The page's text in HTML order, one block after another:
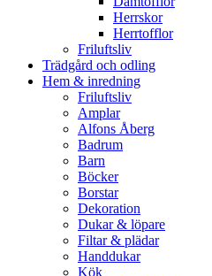
Herrskor
Herrtofflor
Friluftsliv
Trädgård och odling
Hem & inredning
Friluftsliv
Amplar
Alfons Åberg
Badrum
Barn
Böcker
Borstar
Dekoration
Dukar & löpare
Filtar & plädar
Handdukar
Kök